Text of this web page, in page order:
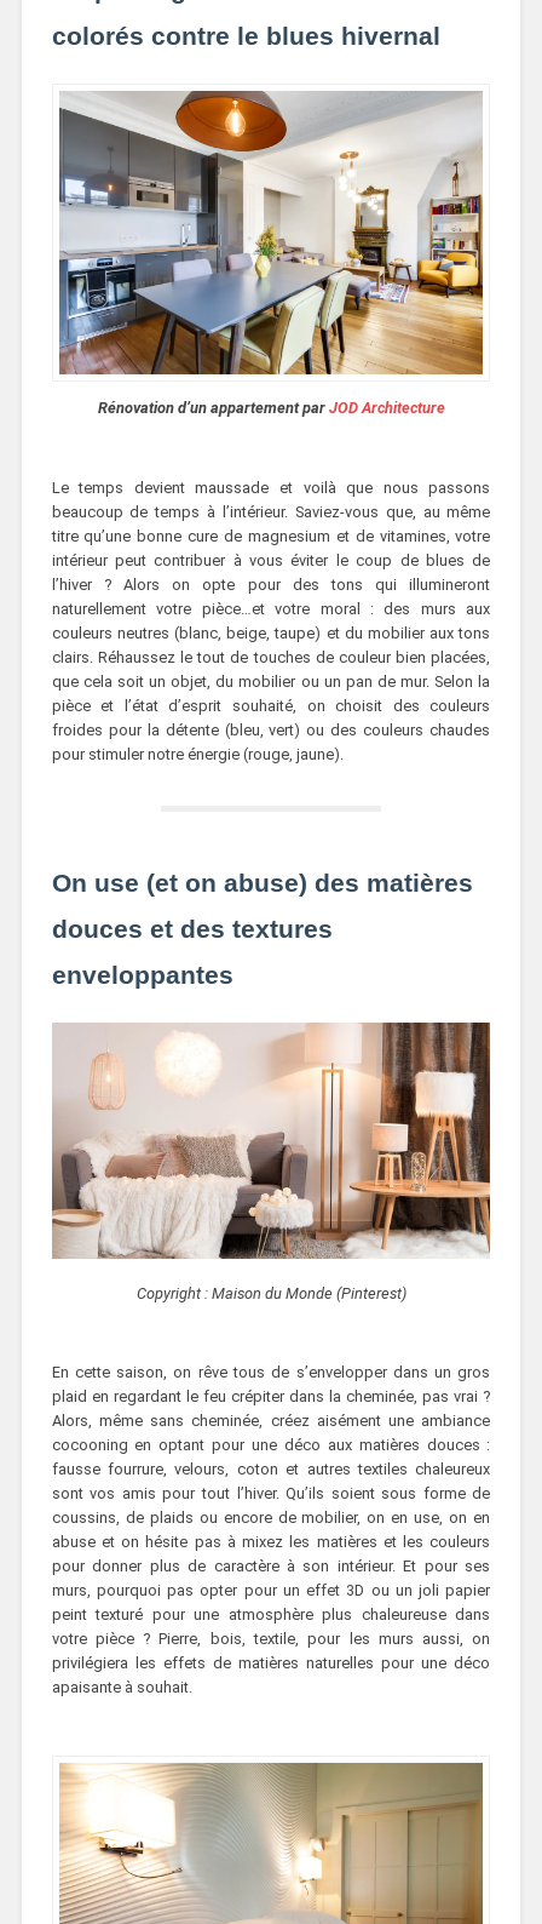
colorés contre le blues hivernal
Rénovation d’un appartement par JOD Architecture
Le temps devient maussade et voilà que nous passons
beaucoup de temps à l’intérieur. Saviez-vous que, au même
titre qu’une bonne cure de magnesium et de vitamines, votre
intérieur peut contribuer à vous éviter le coup de blues de
l’hiver ? Alors on opte pour des tons qui illumineront
naturellement votre pièce…et votre moral : des murs aux
couleurs neutres (blanc, beige, taupe) et du mobilier aux tons
clairs. Réhaussez le tout de touches de couleur bien placées,
que cela soit un objet, du mobilier ou un pan de mur. Selon la
pièce et l’état d’esprit souhaité, on choisit des couleurs
froides pour la détente (bleu, vert) ou des couleurs chaudes
pour stimuler notre énergie (rouge, jaune).
On use (et on abuse) des matières
douces et des textures
enveloppantes
Copyright : Maison du Monde (Pinterest)
En cette saison, on rêve tous de s’envelopper dans un gros
plaid en regardant le feu crépiter dans la cheminée, pas vrai ?
Alors, même sans cheminée, créez aisément une ambiance
cocooning en optant pour une déco aux matières douces :
fausse fourrure, velours, coton et autres textiles chaleureux
sont vos amis pour tout l’hiver. Qu’ils soient sous forme de
coussins, de plaids ou encore de mobilier, on en use, on en
abuse et on hésite pas à mixez les matières et les couleurs
pour donner plus de caractère à son intérieur. Et pour ses
murs, pourquoi pas opter pour un effet 3D ou un joli papier
peint texturé pour une atmosphère plus chaleureuse dans
votre pièce ? Pierre, bois, textile, pour les murs aussi, on
privilégiera les effets de matières naturelles pour une déco
apaisante à souhait.